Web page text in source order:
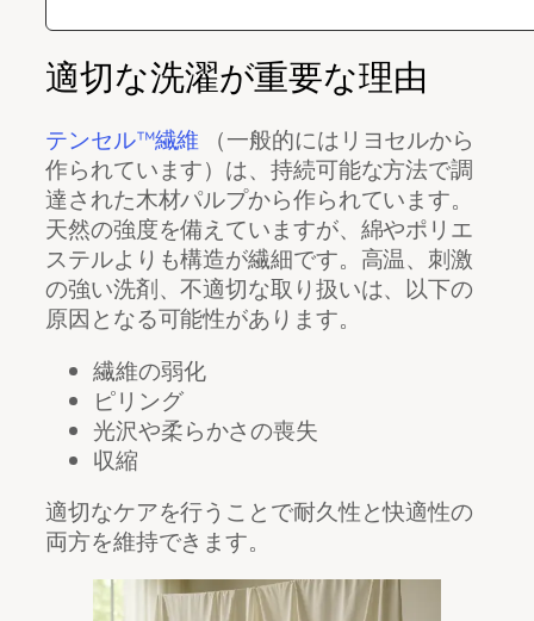
適切な洗濯が重要な理由
テンセル™繊維 （一般的にはリヨセルから
作られています）は、持続可能な方法で調
達された木材パルプから作られています。
天然の強度を備えていますが、綿やポリエ
ステルよりも構造が繊細です。高温、刺激
の強い洗剤、不適切な取り扱いは、以下の
原因となる可能性があります。
繊維の弱化
ピリング
光沢や柔らかさの喪失
収縮
適切なケアを行うことで耐久性と快適性の
両方を維持できます。